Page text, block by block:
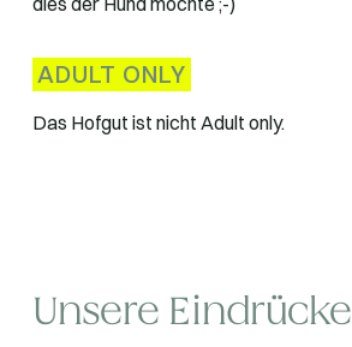
ADULT ONLY
Das Hofgut ist nicht Adult only.
Unsere Eindrücke